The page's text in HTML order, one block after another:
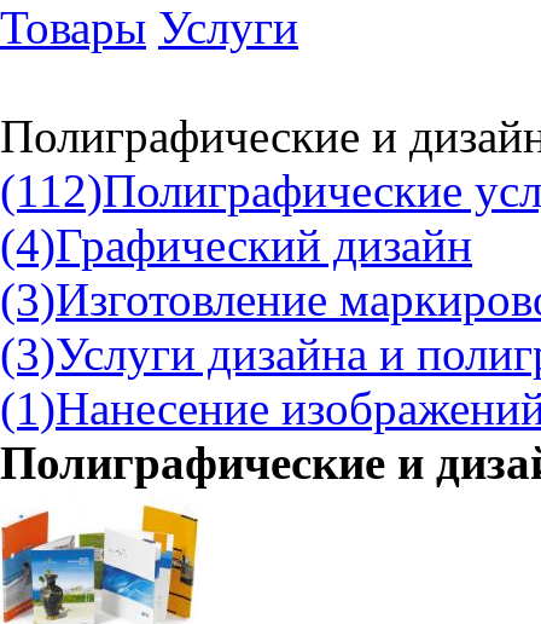
Товары Услуги
Полиграфические и
(112)Полиграфические
(4)Графический дизайн
(3)Изготовление
(3)Услуги дизайна и
(1)Нанесение
Полиграфические и